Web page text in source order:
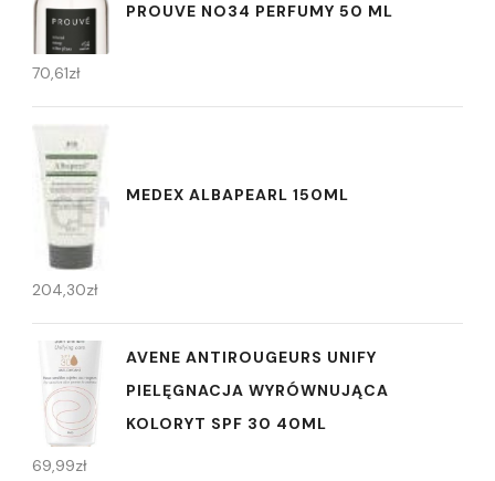
PROUVE NO34 PERFUMY 50 ML
70,61zł
MEDEX ALBAPEARL 150ML
204,30zł
AVENE ANTIROUGEURS UNIFY
PIELĘGNACJA WYRÓWNUJĄCA
KOLORYT SPF 30 40ML
69,99zł